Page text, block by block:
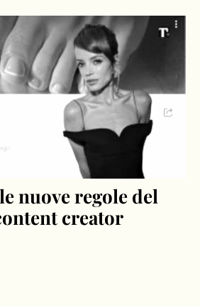
nuove regole del
creator